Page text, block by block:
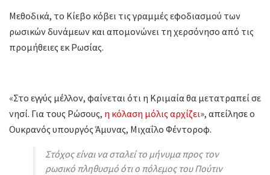
Μεθοδικά, το Κίεβο κόβει τις γραμμές εφοδιασμού των
ρωσικών δυνάμεων και απομονώνει τη χερσόνησο από τις
προμήθειες εκ Ρωσίας.
«Στο εγγύς μέλλον, φαίνεται ότι η Κριμαία θα μετατραπεί σε
νησί. Για τους Ρώσους, η κόλαση μόλις αρχίζει», απείλησε ο
Ουκρανός υπουργός Άμυνας, Μιχαΐλο Φέντοροφ.
Στόχος είναι να σταλεί το μήνυμα προς τον
ρωσικό πληθυσμό ότι ο πόλεμος του Πούτιν